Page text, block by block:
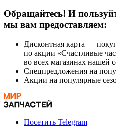
Обращайтесь! И
мы вам предоставляем:
Дисконтная карта —
по акции «Счастливые
во всех магазинах нашей
Спецпредложения на
Акции на популярные
Посетить Telegram